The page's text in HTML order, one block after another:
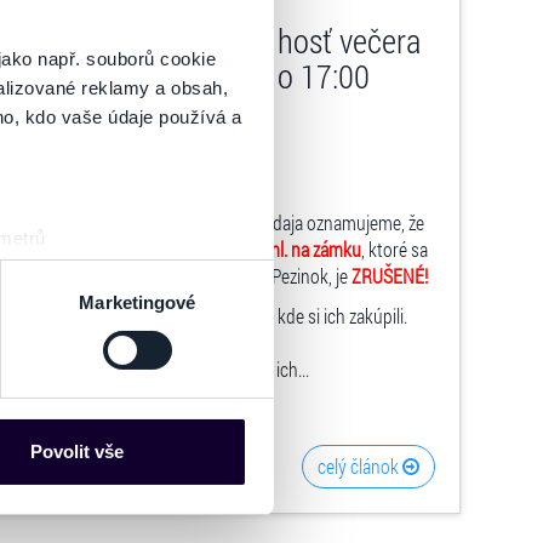
např. souborů cookie
reklamy a obsah,
kdo vaše údaje používá a
prstu)
. Svůj souhlas
mohou představovat
obsahu a reklam.
Marketingové
Povolit vše
Rádia SiTy: hosť večera
zámku - 29.08.2026 o 17:00
vám ako sprostredkovateľ predaja oznamujeme, že
Rádia SiTy: hosť večera Igor Kmeťo ml. na zámku , ktoré sa
v Šimák Zámok Pezinok, Pezinok, jeZRUŠENÉ!
výhradne na tom predajnom mieste, kde si ich zakúpili.
na zrušenom predajnom mieste , ich...
celý článok